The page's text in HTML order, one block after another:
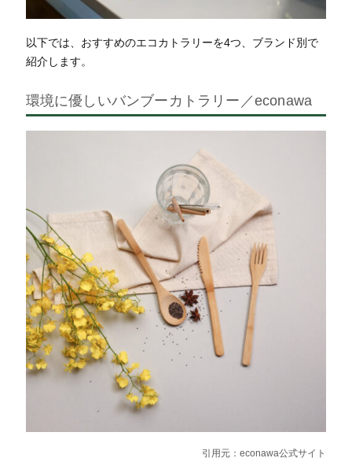
以下では、おすすめのエコカトラリーを4つ、ブランド別で
紹介します。
環境に優しいバンブーカトラリー／econawa
引用元：econawa公式サイト